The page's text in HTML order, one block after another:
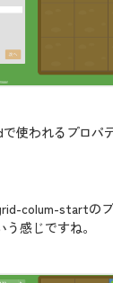
使われるプロパ
colum-startの
感じですね。